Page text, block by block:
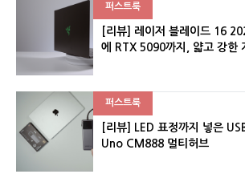
퍼스트룩
[리뷰] 레이저 블레이드 16
에 RTX 5090까지, 얇고 강한
퍼스트룩
[리뷰] LED 표정까지 넣은
Uno CM888 멀티허브